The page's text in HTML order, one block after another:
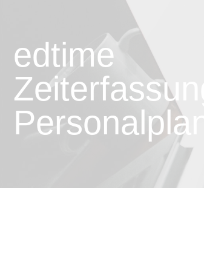
edtime